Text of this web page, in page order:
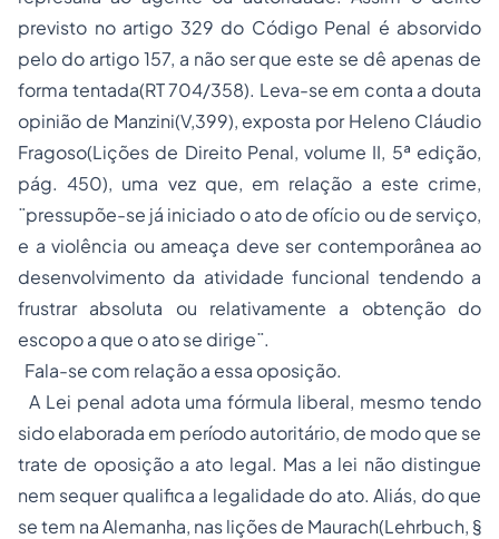
previsto no artigo 329 do Código Penal é absorvido
pelo do artigo 157, a não ser que este se dê apenas de
forma tentada(RT 704/358). Leva-se em conta a douta
opinião de Manzini(V,399), exposta por Heleno Cláudio
Fragoso(Lições de Direito Penal, volume II, 5ª edição,
pág. 450), uma vez que, em relação a este crime,
¨pressupõe-se já iniciado o ato de ofício ou de serviço,
e a violência ou ameaça deve ser contemporânea ao
desenvolvimento da atividade funcional tendendo a
frustrar absoluta ou relativamente a obtenção do
escopo a que o ato se dirige¨.
Fala-se com relação a essa oposição.
A Lei penal adota uma fórmula liberal, mesmo tendo
sido elaborada em período autoritário, de modo que se
trate de oposição a ato legal. Mas a lei não distingue
nem sequer qualifica a legalidade do ato. Aliás, do que
se tem na Alemanha, nas lições de Maurach(Lehrbuch, §